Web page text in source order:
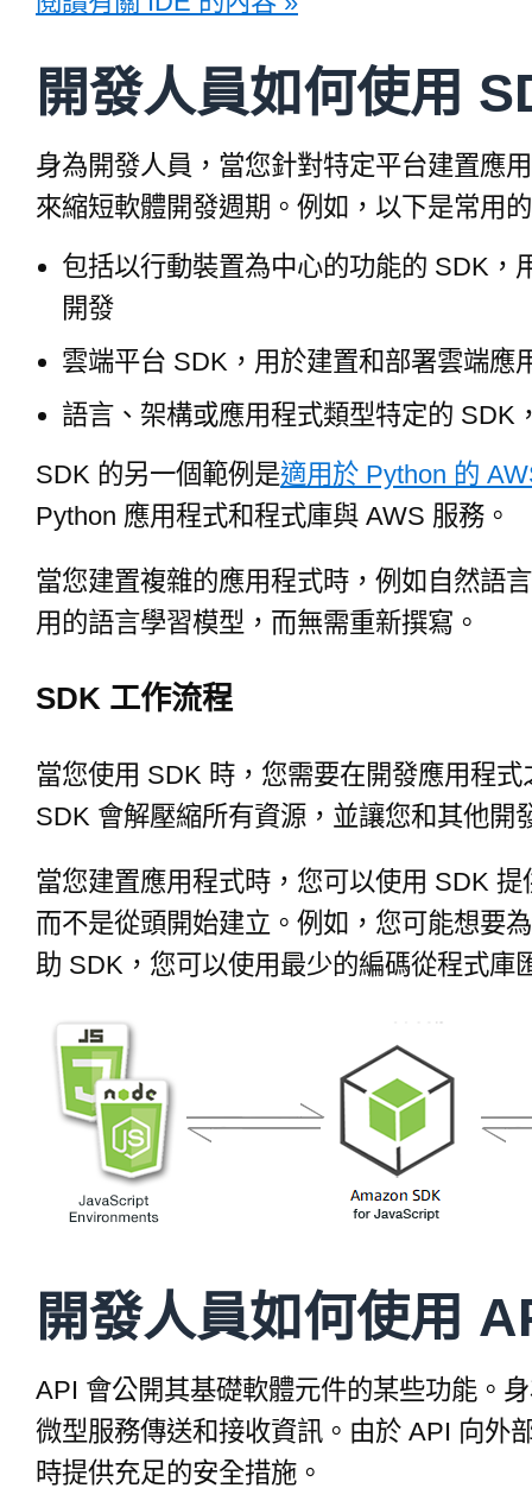
開發人員如何使用
身為開發人員，當您針對特定平台建置應
來縮短軟體開發週期。例如，以下是常用
包括以行動裝置為中心的功能的 SDK，
開發
雲端平台 SDK，用於建置和部署雲端應
語言、架構或應用程式類型特定的 SDK
SDK 的另一個範例是適用於 Python 的
Python 應用程式和程式庫與 AWS 服務。
當您建置複雜的應用程式時，例如自然語
用的語言學習模型，而無需重新撰寫。
SDK 工作流程
當您使用 SDK 時，您需要在開發應用程
SDK 會解壓縮所有資源，並讓您和其他開
當您建置應用程式時，您可以使用 SDK
而不是從頭開始建立。例如，您可能想要
助 SDK，您可以使用最少的編碼從程式庫
開發人員如何使用
API 會公開其基礎軟體元件的某些功能。
微型服務傳送和接收資訊。由於 API 向外
時提供充足的安全措施。